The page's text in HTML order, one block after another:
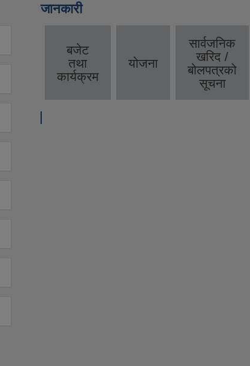
जानकारी
बजेट
तथा
कार्यक्रम
योजना
सार्वजनिक
खरिद /
बोलपत्रको
सूचना